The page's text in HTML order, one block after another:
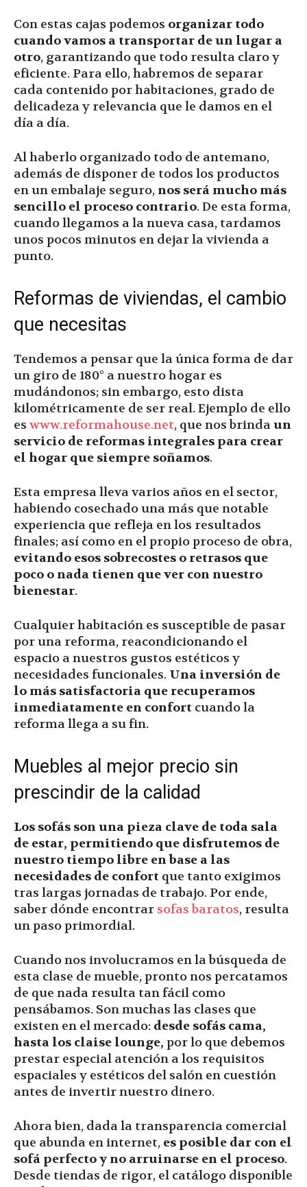
Con estas cajas podemos organizar todo
cuando vamos a transportar de un lugar a
otro, garantizando que todo resulta claro y
eficiente. Para ello, habremos de separar
cada contenido por habitaciones, grado de
delicadeza y relevancia que le damos en el
día a día.
Al haberlo organizado todo de antemano,
además de disponer de todos los productos
en un embalaje seguro, nos será mucho más
sencillo el proceso contrario. De esta forma,
cuando llegamos a la nueva casa, tardamos
unos pocos minutos en dejar la vivienda a
punto.
Reformas de viviendas, el cambio
que necesitas
Tendemos a pensar que la única forma de dar
un giro de 180° a nuestro hogar es
mudándonos; sin embargo, esto dista
kilométricamente de ser real. Ejemplo de ello
es www.reformahouse.net, que nos brindaun
servicio de reformas integrales para crear
el hogar que siempre soñamos.
Esta empresa lleva varios años en el sector,
habiendo cosechado una más que notable
experiencia que refleja en los resultados
finales; así como en el propio proceso de obra,
evitando esos sobrecostes o retrasos que
poco o nada tienen que ver con nuestro
bienestar.
Cualquier habitación es susceptible de pasar
por una reforma, reacondicionando el
espacio a nuestros gustos estéticos y
necesidades funcionales. Una inversión de
lo más satisfactoria que recuperamos
inmediatamente en confort cuando la
reforma llega a su fin.
Muebles al mejor precio sin
prescindir de la calidad
Los sofás son una pieza clave de toda sala
de estar, permitiendo que disfrutemos de
nuestro tiempo libre en base a las
necesidades de confort que tanto exigimos
tras largas jornadas de trabajo. Por ende,
saber dónde encontrar sofas baratos, resulta
un paso primordial.
Cuando nos involucramos en la búsqueda de
esta clase de mueble, pronto nos percatamos
de que nada resulta tan fácil como
pensábamos. Son muchas las clases que
existen en el mercado: desde sofás cama,
hasta los claise lounge, por lo que debemos
prestar especial atención a los requisitos
espaciales y estéticos del salón en cuestión
antes de invertir nuestro dinero.
Ahora bien, dada la transparencia comercial
que abunda en internet, es posible dar con el
sofá perfecto y no arruinarse en el proceso.
Desde tiendas de rigor, el catálogo disponible